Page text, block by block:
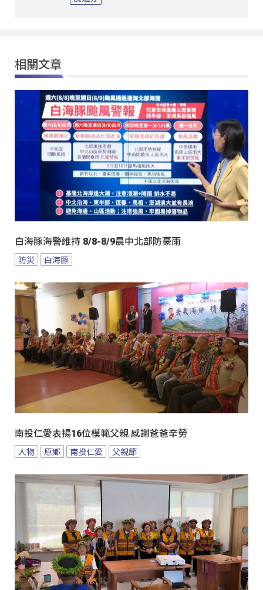
相關文章
白海豚海警維持 8/8-8/9晨中北部防豪雨
防災 白海豚
南投仁愛表揚16位模範父親 感謝爸爸辛勞
人物 原鄉 南投仁愛 父親節